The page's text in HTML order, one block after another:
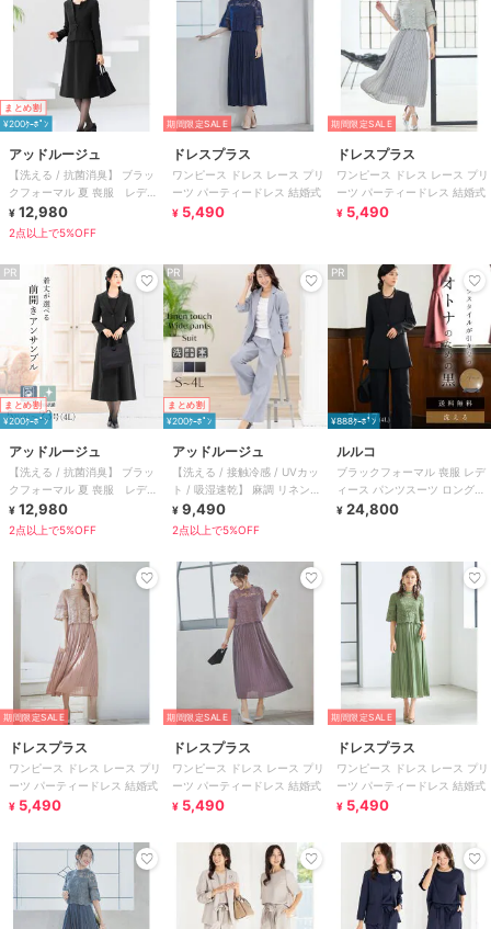
まとめ割
¥200ｸｰﾎﾟﾝ
アッドルージュ
【洗える / 抗菌消臭】 ブラッ
クフォーマル 夏 喪服 レディ
ース 着丈が選べる 5号～23号
¥ 12,980
2点以上で5%OFF
期間限定SALE
ドレスプラス
ワンピース ドレス レース プリ
ーツ パーティードレス 結婚式
¥ 5,490
期間限定SALE
ドレスプラス
ワンピース ドレス レース プリ
ーツ パーティードレス 結婚式
¥ 5,490
PR
まとめ割
¥200ｸｰﾎﾟﾝ
アッドルージュ
【洗える / 抗菌消臭】 ブラッ
クフォーマル 夏 喪服 レディ
ース 着丈が選べる 5号～23号
¥ 12,980
2点以上で5%OFF
PR
まとめ割
¥200ｸｰﾎﾟﾝ
アッドルージュ
【洗える / 接触冷感 / UVカッ
ト / 吸湿速乾】 麻調 リネンタ
ッチ スーツ
¥ 9,490
2点以上で5%OFF
PR
¥888ｸｰﾎﾟﾝ
ルルコ
ブラックフォーマル 喪服 レデ
ィース パンツスーツ ロングジ
ャケット ストレートパンツ 洗
¥ 24,800
期間限定SALE
ドレスプラス
ワンピース ドレス レース プリ
ーツ パーティードレス 結婚式
¥ 5,490
期間限定SALE
ドレスプラス
ワンピース ドレス レース プリ
ーツ パーティードレス 結婚式
¥ 5,490
期間限定SALE
ドレスプラス
ワンピース ドレス レース プリ
ーツ パーティードレス 結婚式
¥ 5,490